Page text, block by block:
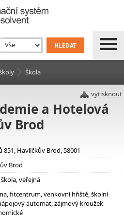
Škola
vytisknout
a Hotelová
Brod
851, Havlíčkův Brod, 58001
Brod
veřejná
fitcentrum, venkovní hřiště, školní
automat, zájmový kroužek